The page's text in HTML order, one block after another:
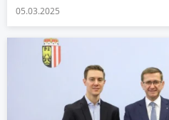
05.03.2025